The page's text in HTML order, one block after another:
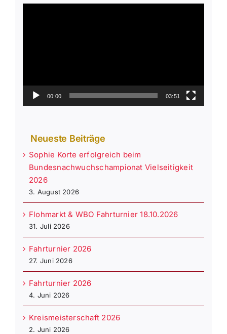
00:00 03:51
Neueste Beiträge
Sophie Korte erfolgreich beim
Bundesnachwuchschampionat Vielseitigkeit
2026
3. August 2026
Flohmarkt & WBO Fahrturnier 18.10.2026
31. Juli 2026
Fahrturnier 2026
27. Juni 2026
Fahrturnier 2026
4. Juni 2026
Kreismeisterschaft 2026
2. Juni 2026